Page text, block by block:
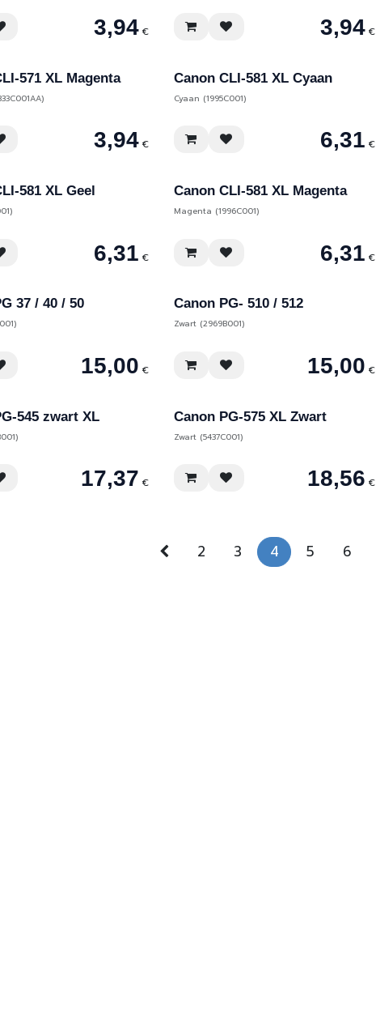
3,94 € 3,94 €
571 XL Magenta
3,94 €
Canon CLI-581 XL Cyaan
Cyaan (1995C001)
6,31 €
581 XL Geel
6,31 €
Canon CLI-581 XL Magenta
Magenta (1996C001)
6,31 €
37 / 40 / 50
15,00 €
Canon PG- 510 / 512
Zwart (2969B001)
15,00 €
545 zwart XL
17,37 €
Canon PG-575 XL Zwart
Zwart (5437C001)
18,56 €
2 3 4 5 6